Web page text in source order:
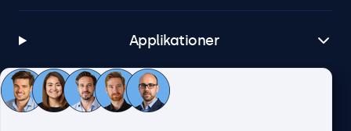
Applikationer
Kundeservice